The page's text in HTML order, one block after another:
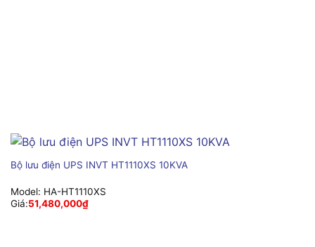
Bộ lưu điện UPS INVT HT1110XS 10KVA
Model: HA-HT1110XS
Giá:51,480,000₫